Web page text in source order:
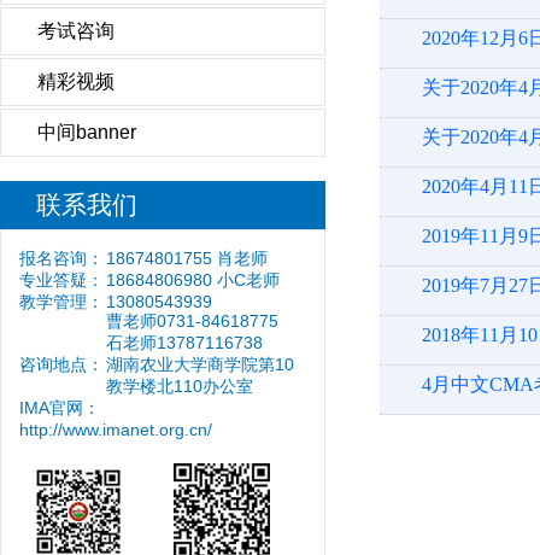
考试咨询
精彩视频
中间banner
联系我们
报名咨询： 18674801755 肖老师
专业答疑： 18684806980 小C老师
教学管理： 13080543939
曹老师0731-84618775
石老师13787116738
咨询地点： 湖南农业大学商学院第10
教学楼北110办公室
IMA官网：
http://www.imanet.org.cn/
2020年12月
关于2020年4
关于2020年4
2020年4月
2019年11月
2019年7月27
2018年11月
4月中文CMA